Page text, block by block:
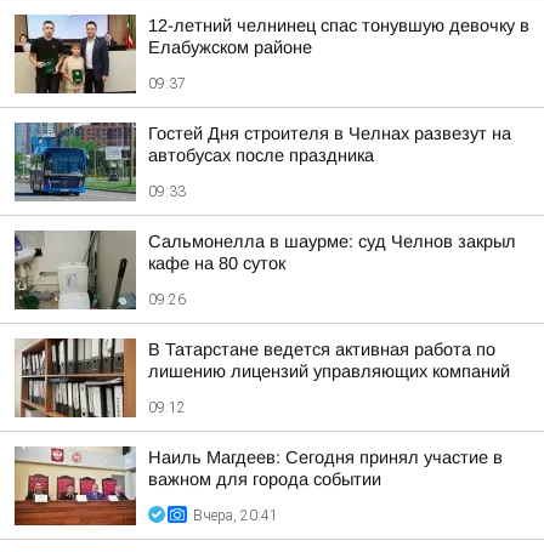
12-летний челнинец спас тонувшую девочку в
Елабужском районе
09:37
Гостей Дня строителя в Челнах развезут на
автобусах после праздника
09:33
Сальмонелла в шаурме: суд Челнов закрыл
кафе на 80 суток
09:26
В Татарстане ведется активная работа по
лишению лицензий управляющих компаний
09:12
Наиль Магдеев: Сегодня принял участие в
важном для города событии
Вчера, 20:41